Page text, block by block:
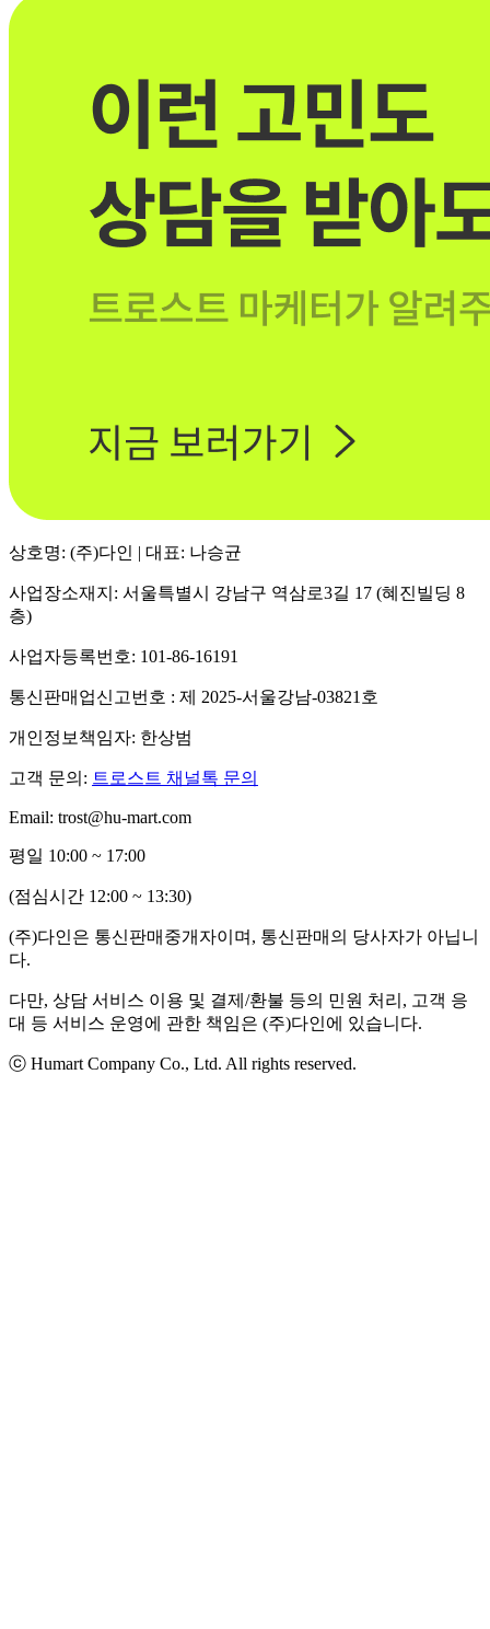
상호명: (주)다인 | 대표: 나승균
사업장소재지: 서울특별시 강남구 역삼로3길 17 (혜진빌딩 8
층)
사업자등록번호: 101-86-16191
통신판매업신고번호 : 제 2025-서울강남-03821호
개인정보책임자: 한상범
고객 문의: 트로스트 채널톡 문의
Email: trost@hu-mart.com
평일 10:00 ~ 17:00
(점심시간 12:00 ~ 13:30)
(주)다인은 통신판매중개자이며, 통신판매의 당사자가 아닙니
다.
다만, 상담 서비스 이용 및 결제/환불 등의 민원 처리, 고객 응
대 등 서비스 운영에 관한 책임은 (주)다인에 있습니다.
ⓒ Humart Company Co., Ltd. All rights reserved.